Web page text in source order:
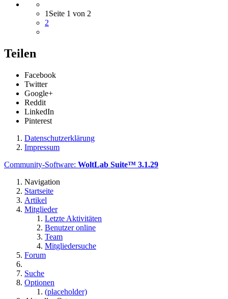
1 Seite 1 von 2
2
Teilen
Facebook
Twitter
Google+
Reddit
LinkedIn
Pinterest
Datenschutzerklärung
Impressum
Community-Software: WoltLab Suite™ 3.1.29
Navigation
Startseite
Artikel
Mitglieder
Letzte Aktivitäten
Benutzer online
Team
Mitgliedersuche
Forum
Suche
Optionen
(placeholder)